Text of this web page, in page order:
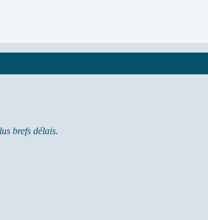
brefs délais.